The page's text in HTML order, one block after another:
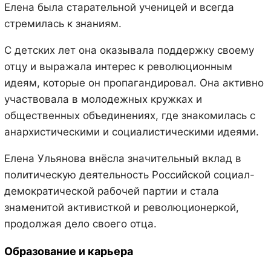
Елена была старательной ученицей и всегда
стремилась к знаниям.
С детских лет она оказывала поддержку своему
отцу и выражала интерес к революционным
идеям, которые он пропагандировал. Она активно
участвовала в молодежных кружках и
общественных объединениях, где знакомилась с
анархистическими и социалистическими идеями.
Елена Ульянова внёсла значительный вклад в
политическую деятельность Российской социал-
демократической рабочей партии и стала
знаменитой активисткой и революционеркой,
продолжая дело своего отца.
Образование и карьера